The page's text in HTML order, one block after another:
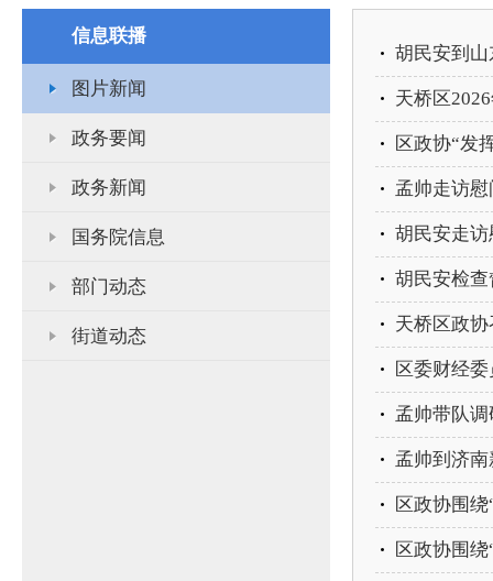
信息联播
图片新闻
政务要闻
政务新闻
国务院信息
部门动态
街道动态
胡民安到
天桥区
孟帅走访
胡民安走
胡民安检
天桥区政
区委财经
孟帅带队
孟帅到济
区政协围